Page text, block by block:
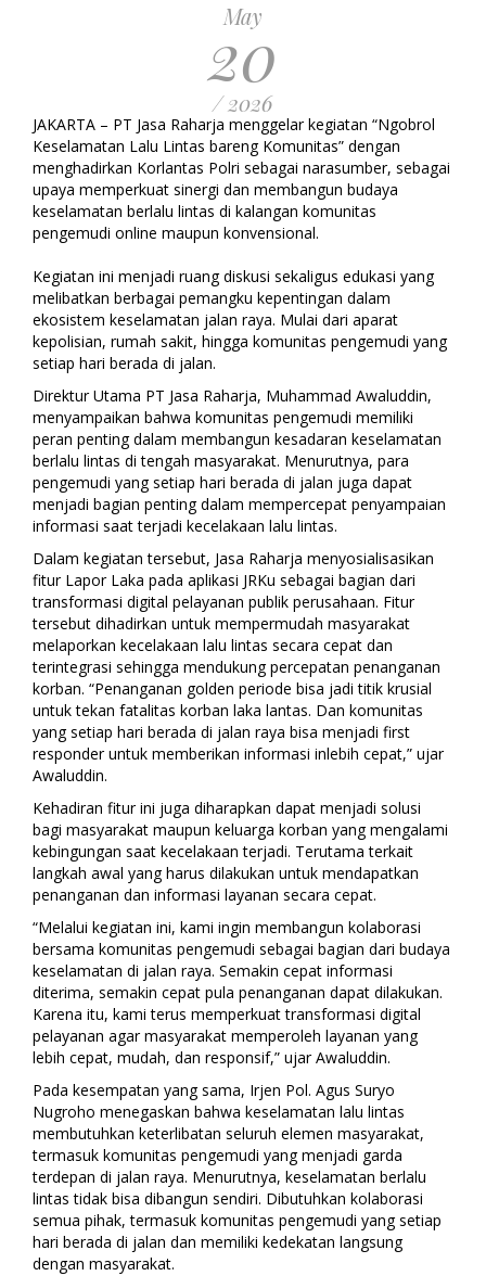
May
20
/ 2026
JAKARTA – PT Jasa Raharja menggelar kegiatan “Ngobrol
Keselamatan Lalu Lintas bareng Komunitas” dengan
menghadirkan Korlantas Polri sebagai narasumber, sebagai
upaya memperkuat sinergi dan membangun budaya
keselamatan berlalu lintas di kalangan komunitas
pengemudi online maupun konvensional.
Kegiatan ini menjadi ruang diskusi sekaligus edukasi yang
melibatkan berbagai pemangku kepentingan dalam
ekosistem keselamatan jalan raya. Mulai dari aparat
kepolisian, rumah sakit, hingga komunitas pengemudi yang
setiap hari berada di jalan.
Direktur Utama PT Jasa Raharja, Muhammad Awaluddin,
menyampaikan bahwa komunitas pengemudi memiliki
peran penting dalam membangun kesadaran keselamatan
berlalu lintas di tengah masyarakat. Menurutnya, para
pengemudi yang setiap hari berada di jalan juga dapat
menjadi bagian penting dalam mempercepat penyampaian
informasi saat terjadi kecelakaan lalu lintas.
Dalam kegiatan tersebut, Jasa Raharja menyosialisasikan
fitur Lapor Laka pada aplikasi JRKu sebagai bagian dari
transformasi digital pelayanan publik perusahaan. Fitur
tersebut dihadirkan untuk mempermudah masyarakat
melaporkan kecelakaan lalu lintas secara cepat dan
terintegrasi sehingga mendukung percepatan penanganan
korban. “Penanganan golden periode bisa jadi titik krusial
untuk tekan fatalitas korban laka lantas. Dan komunitas
yang setiap hari berada di jalan raya bisa menjadi first
responder untuk memberikan informasi inlebih cepat,” ujar
Awaluddin.
Kehadiran fitur ini juga diharapkan dapat menjadi solusi
bagi masyarakat maupun keluarga korban yang mengalami
kebingungan saat kecelakaan terjadi. Terutama terkait
langkah awal yang harus dilakukan untuk mendapatkan
penanganan dan informasi layanan secara cepat.
“Melalui kegiatan ini, kami ingin membangun kolaborasi
bersama komunitas pengemudi sebagai bagian dari budaya
keselamatan di jalan raya. Semakin cepat informasi
diterima, semakin cepat pula penanganan dapat dilakukan.
Karena itu, kami terus memperkuat transformasi digital
pelayanan agar masyarakat memperoleh layanan yang
lebih cepat, mudah, dan responsif,” ujar Awaluddin.
Pada kesempatan yang sama, Irjen Pol. Agus Suryo
Nugroho menegaskan bahwa keselamatan lalu lintas
membutuhkan keterlibatan seluruh elemen masyarakat,
termasuk komunitas pengemudi yang menjadi garda
terdepan di jalan raya. Menurutnya, keselamatan berlalu
lintas tidak bisa dibangun sendiri. Dibutuhkan kolaborasi
semua pihak, termasuk komunitas pengemudi yang setiap
hari berada di jalan dan memiliki kedekatan langsung
dengan masyarakat.